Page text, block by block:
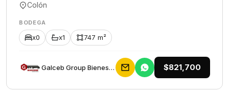
Colón
BODEGA
x0 x1 747 m²
Galceb Group Bienes Raices $821,700